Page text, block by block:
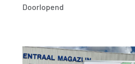
Doorlopend